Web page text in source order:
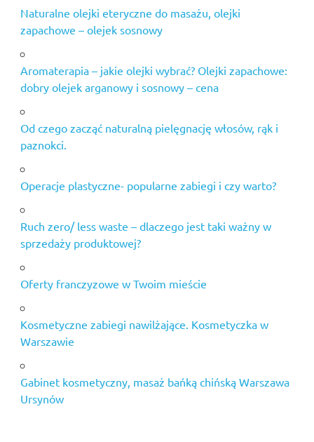
Naturalne olejki eteryczne do masażu, olejki
zapachowe – olejek sosnowy
Aromaterapia – jakie olejki wybrać? Olejki zapachowe:
dobry olejek arganowy i sosnowy – cena
Od czego zacząć naturalną pielęgnację włosów, rąk i
paznokci.
Operacje plastyczne- popularne zabiegi i czy warto?
Ruch zero/ less waste – dlaczego jest taki ważny w
sprzedaży produktowej?
Oferty franczyzowe w Twoim mieście
Kosmetyczne zabiegi nawilżające. Kosmetyczka w
Warszawie
Gabinet kosmetyczny, masaż bańką chińską Warszawa
Ursynów